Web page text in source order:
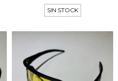
SIN STOCK